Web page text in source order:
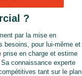
?
par la mise en
besoins, pour lui-même et
en charge et estime
connaissance experte
tant sur le plan